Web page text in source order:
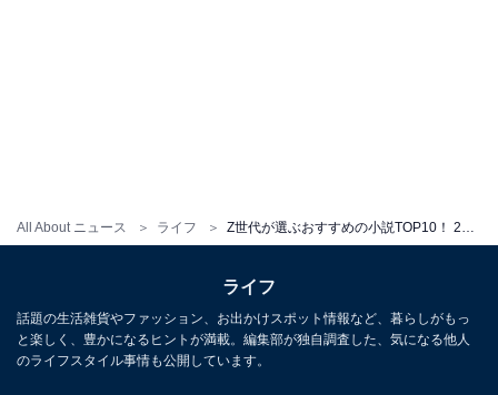
All About ニュース ライフ Z世代が選ぶおすすめの小説TOP10！ 2位は『ぼくは明日、昨日のきみとデートする』、1位は？
ライフ
話題の生活雑貨やファッション、お出かけスポット情報など、暮らしがもっ
と楽しく、豊かになるヒントが満載。編集部が独自調査した、気になる他人
のライフスタイル事情も公開しています。